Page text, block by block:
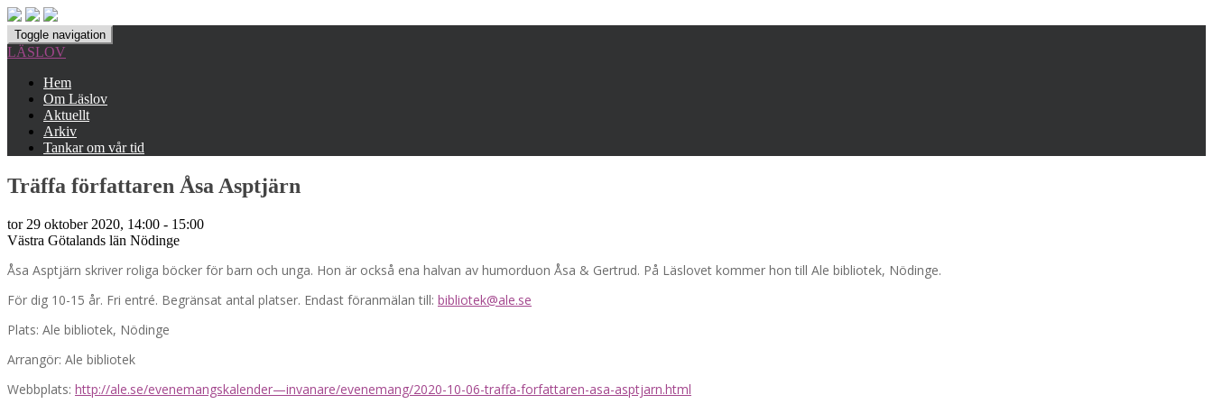
Toggle navigation
LÄSLOV
Hem
Om Läslov
Aktuellt
Arkiv
Tankar om vår tid
Träffa författaren Åsa Asptjärn
tor 29 oktober 2020, 14:00 - 15:00
Västra Götalands län Nödinge
Åsa Asptjärn skriver roliga böcker för barn och unga. Hon är också ena halvan av humorduon Åsa & Gertrud. På Läslovet kommer hon till Ale bibliotek, Nödinge.
För dig 10-15 år. Fri entré. Begränsat antal platser. Endast föranmälan till: bibliotek@ale.se
Plats: Ale bibliotek, Nödinge
Arrangör: Ale bibliotek
Webbplats: http://ale.se/evenemangskalender—invanare/evenemang/2020-10-06-traffa-forfattaren-asa-asptjarn.html